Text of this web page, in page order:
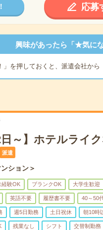
応募
興味があったら「★気に
」を押しておくと、派遣会社から
～】ホテルライ
派遣
ション＞
経験OK ブランクOK 大学生歓迎
英語不要 履歴書不要 40～50
週5日勤務 土日祝休 朝10時
残業なし シフト 交替制勤務